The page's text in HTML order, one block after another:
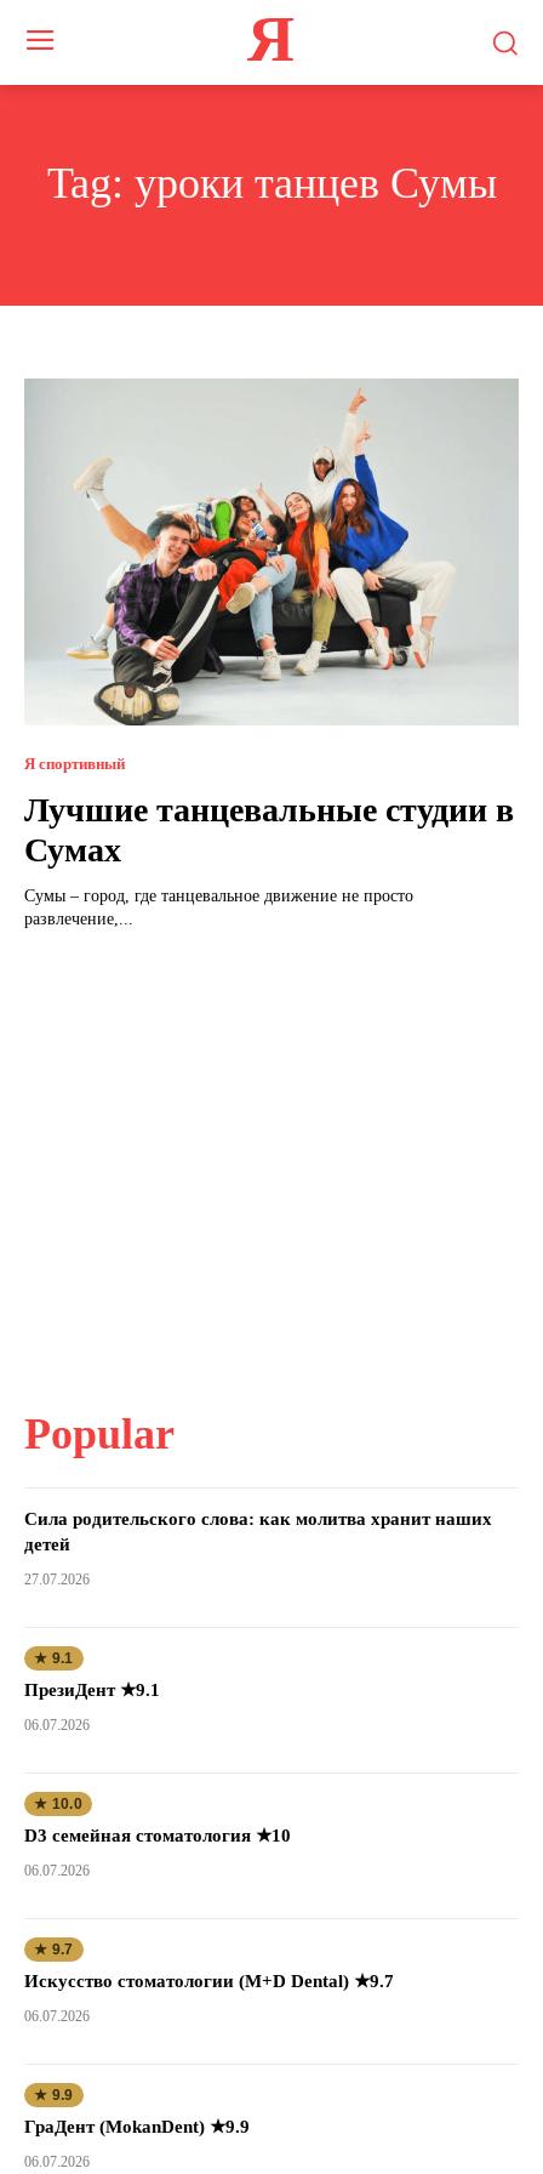
Я
Tag: уроки танцев Сумы
Я спортивный
Лучшие танцевальные студии в
Сумах
Сумы – город, где танцевальное движение не просто
развлечение,...
Popular
Сила родительского слова: как молитва хранит наших
детей
27.07.2026
★ 9.1
ПрезиДент ★9.1
06.07.2026
★ 10.0
D3 семейная стоматология ★10
06.07.2026
★ 9.7
Искусство стоматологии (M+D Dental) ★9.7
06.07.2026
★ 9.9
ГраДент (MokanDent) ★9.9
06.07.2026